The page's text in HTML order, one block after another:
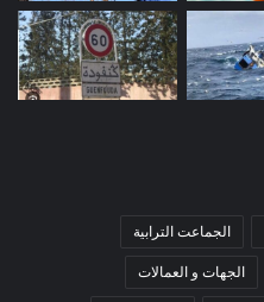
الجماعت الترابية
الجهات و العمالات